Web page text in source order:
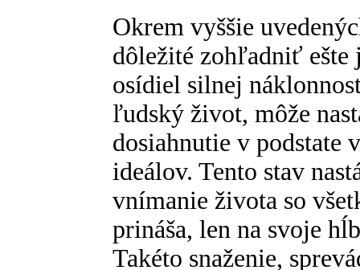
Okrem vyššie
dôležité zohľadniť ešte
osídiel silnej
ľudský život, môže
dosiahnutie v podstate
ideálov. Tento stav
vnímanie života so
prináša, len na svoje
Takéto snaženie,